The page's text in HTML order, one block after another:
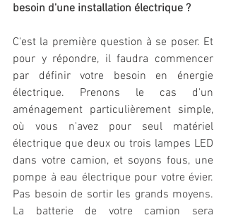
besoin d'une installation électrique ?
C'est la première question à se poser. Et
pour y répondre, il faudra commencer
par définir votre besoin en énergie
électrique. Prenons le cas d'un
aménagement particulièrement simple,
où vous n'avez pour seul matériel
électrique que deux ou trois lampes LED
dans votre camion, et soyons fous, une
pompe à eau électrique pour votre évier.
Pas besoin de sortir les grands moyens.
La batterie de votre camion sera